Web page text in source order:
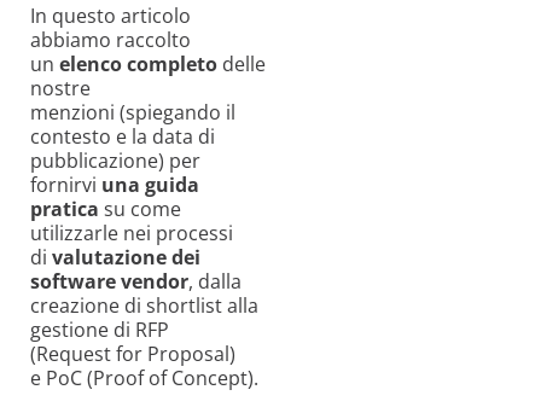
In questo articolo
abbiamo raccolto
un elenco completo delle
nostre
menzioni (spiegando il
contesto e la data di
pubblicazione) per
fornirvi una guida
pratica su come
utilizzarle nei processi
di valutazione dei
software vendor, dalla
creazione di shortlist alla
gestione di RFP
(Request for Proposal)
e PoC (Proof of Concept).